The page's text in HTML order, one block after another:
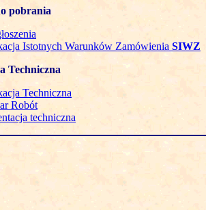
pobrania
Istotnych Warunków Zamówienia SIWZ
Techniczna
Techniczna
Robót
techniczna